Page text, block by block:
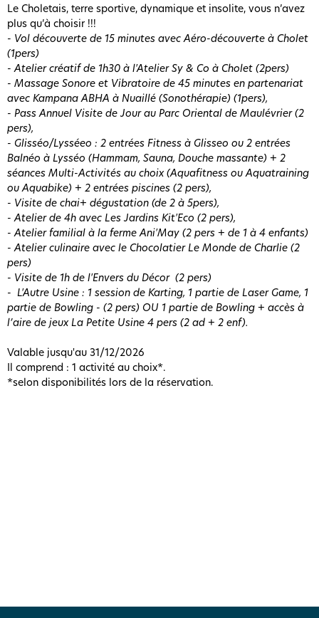
Le Choletais, terre sportive, dynamique et insolite, vous n’avez
plus qu’à choisir !!!
- Vol découverte de 15 minutes avec Aéro-découverte à Cholet
(1pers)
- Atelier créatif de 1h30 à l'Atelier Sy & Co à Cholet (2pers)
- Massage Sonore et Vibratoire de 45 minutes en partenariat
avec Kampana ABHA à Nuaillé (Sonothérapie) (1pers),
- Pass Annuel Visite de Jour au Parc Oriental de Maulévrier (2
pers),
- Glisséo/Lysséeo : 2 entrées Fitness à Glisseo ou 2 entrées
Balnéo à Lysséo (Hammam, Sauna, Douche massante) + 2
séances Multi-Activités au choix (Aquafitness ou Aquatraining
ou Aquabike) + 2 entrées piscines (2 pers),
- Visite de chai+ dégustation (de 2 à 5pers),
- Atelier de 4h avec Les Jardins Kit'Eco (2 pers),
- Atelier familial à la ferme Ani'May (2 pers + de 1 à 4 enfants)
- Atelier culinaire avec le Chocolatier Le Monde de Charlie (2
pers)
- Visite de 1h de l'Envers du Décor (2 pers)
- L'Autre Usine : 1 session de Karting, 1 partie de Laser Game, 1
partie de Bowling - (2 pers) OU 1 partie de Bowling + accès à
l’aire de jeux La Petite Usine 4 pers (2 ad + 2 enf).
Valable jusqu'au 31/12/2026
Il comprend : 1 activité au choix*.
*selon disponibilités lors de la réservation.